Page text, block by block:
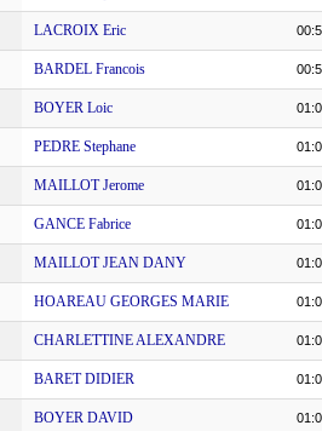
LACROIX Eric
BARDEL Francois
BOYER Loic
PEDRE Stephane
MAILLOT Jerome
GANCE Fabrice
MAILLOT JEAN DANY
HOAREAU GEORGES MARIE
CHARLETTINE ALEXANDRE
BARET DIDIER
BOYER DAVID